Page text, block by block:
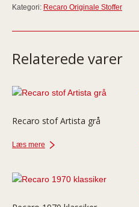
Kategori: Recaro Originale Stoffer
Relaterede varer
Recaro stof Artista grå
Læs mere